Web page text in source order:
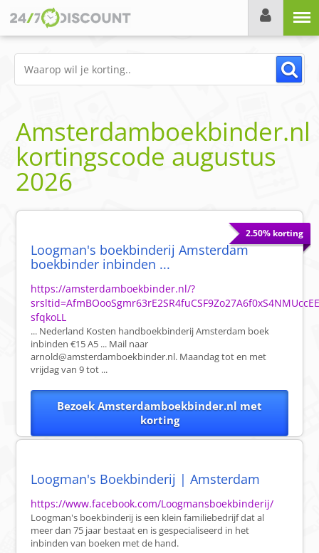
Amsterdamboekbinder.nl
kortingscode augustus
2026
2.50% korting
Loogman's boekbinderij Amsterdam
boekbinder inbinden ...
https://amsterdamboekbinder.nl/?
sfqkoLL
... Nederland Kosten handboekbinderij Amsterdam boek
inbinden €15 A5 ... Mail naar
arnold@amsterdamboekbinder.nl. Maandag tot en met
vrijdag van 9 tot ...
Bezoek Amsterdamboekbinder.nl met
korting
Loogman's Boekbinderij | Amsterdam
https://www.facebook.com/Loogmansboekbinderij/
Loogman's boekbinderij is een klein familiebedrijf dat al
meer dan 75 jaar bestaat en is gespecialiseerd in het
inbinden van boeken met de hand.